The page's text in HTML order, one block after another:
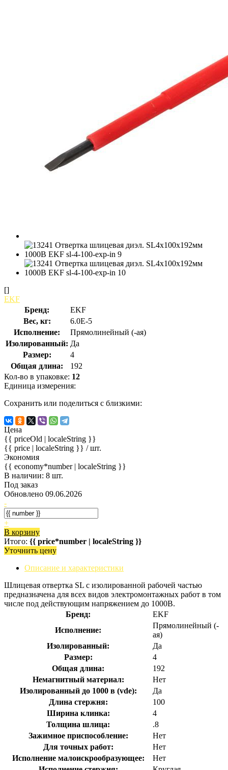
[]
EKF
Бренд:
EKF
Вес, кг:
6.0E-5
Исполнение:
Прямолинейный (-ая)
Изолированный: Да
Размер:
4
Общая длина:
192
Кол-во в упаковке: 12
Единица измерения:
Сохранить или поделиться с близкими:
Цена
{{ priceOld | localeString }}
{{ price | localeString }} / шт.
Экономия
{{ economy*number | localeString }}
В наличии: 8 шт.
Под заказ
Обновлено 09.06.2026
-
+
В корзину
Итого: {{ price*number | localeString }}
Уточнить цену
Описание и характеристики
Шлицевая отвертка SL с изолированной рабочей частью
предназначена для всех видов электромонтажных работ в том
числе под действующим напряжением до 1000В.
Бренд:
EKF
Исполнение:
Прямолинейный (-
ая)
Изолированный:
Да
Размер:
4
Общая длина:
192
Немагнитный материал:
Нет
Изолированный до 1000 в (vde):
Да
Длина стержня:
100
Ширина клинка:
4
Толщина шлица:
.8
Зажимное приспособление:
Нет
Для точных работ:
Нет
Исполнение малоискрообразующее:
Нет